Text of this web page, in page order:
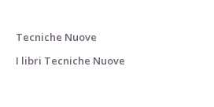
Tecniche Nuove
I libri Tecniche Nuove